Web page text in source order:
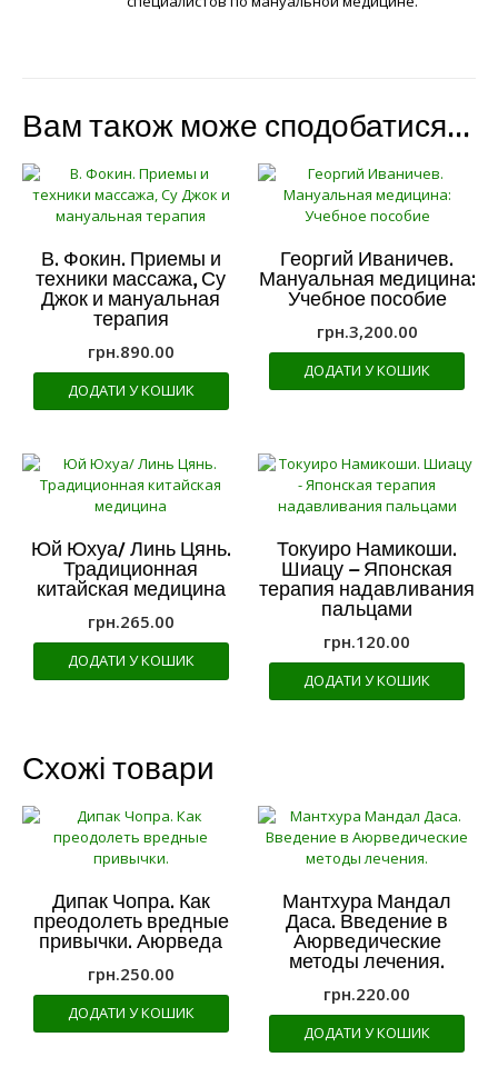
Вам також може сподобатися…
В. Фокин. Приемы и
техники массажа, Су
Джок и мануальная
терапия
грн.890.00
ДОДАТИ У КОШИК
Георгий Иваничев.
Мануальная медицина:
Учебное пособие
грн.3,200.00
ДОДАТИ У КОШИК
Юй Юхуа/ Линь Цянь.
Традиционная
китайская медицина
грн.265.00
ДОДАТИ У КОШИК
Токуиро Намикоши.
Шиацу – Японская
терапия надавливания
пальцами
грн.120.00
ДОДАТИ У КОШИК
Схожі товари
Дипак Чопра. Как
преодолеть вредные
привычки. Аюрведа
грн.250.00
ДОДАТИ У КОШИК
Мантхура Мандал
Даса. Введение в
Аюрведические
методы лечения.
грн.220.00
ДОДАТИ У КОШИК